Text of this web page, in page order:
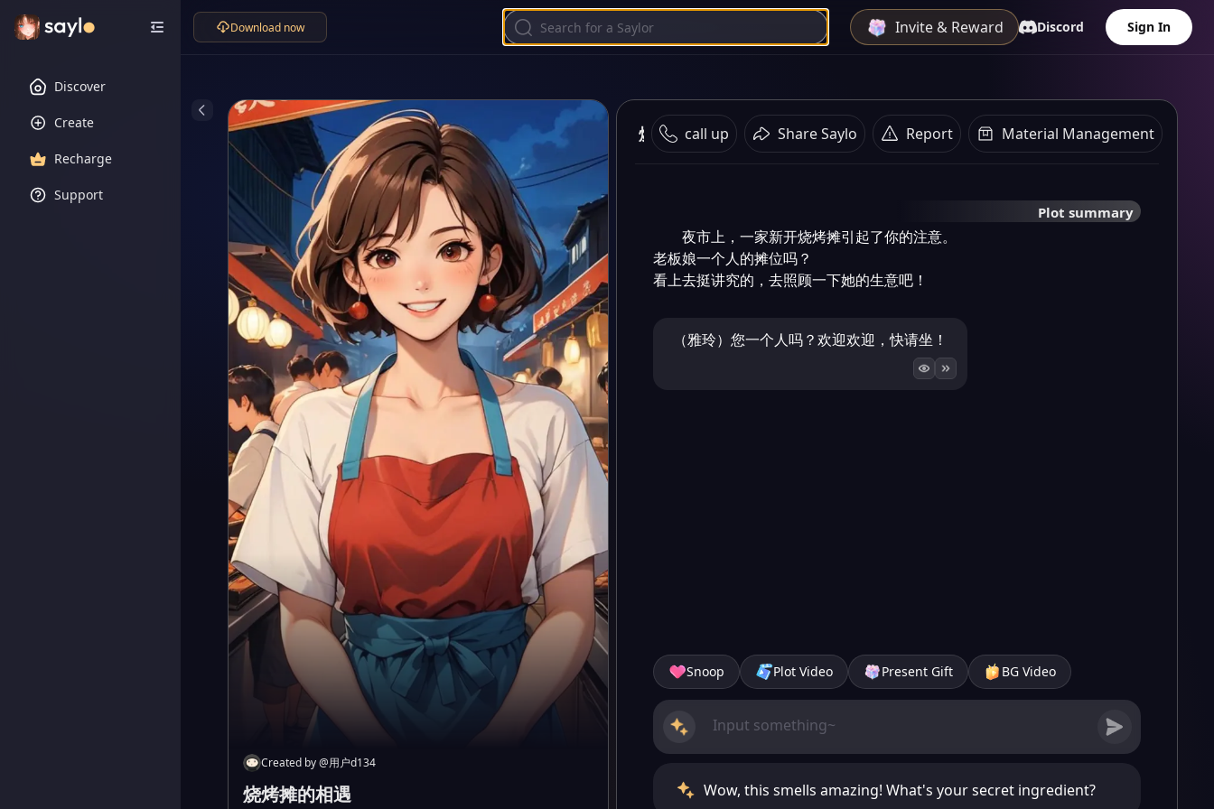
Discover
Create
Recharge
Support
Download now Invite & Reward Discord Sign In
Created by@用户d134
烧烤摊的相遇
烧烤摊的相遇 call up Share Saylo Report Material Management
Plot summary
夜市上，一家新开烧烤摊引起了你的注意。
老板娘一个人的摊位吗？
看上去挺讲究的，去照顾一下她的生意吧！
（雅玲）您一个人吗？欢迎欢迎，快请坐！
Snoop Plot Video Present Gift BG Video
Wow, this smells amazing! What's your secret ingredient?